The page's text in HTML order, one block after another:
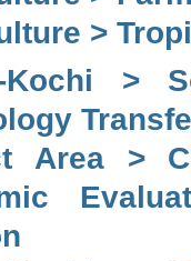
>
Kochi >
Area >